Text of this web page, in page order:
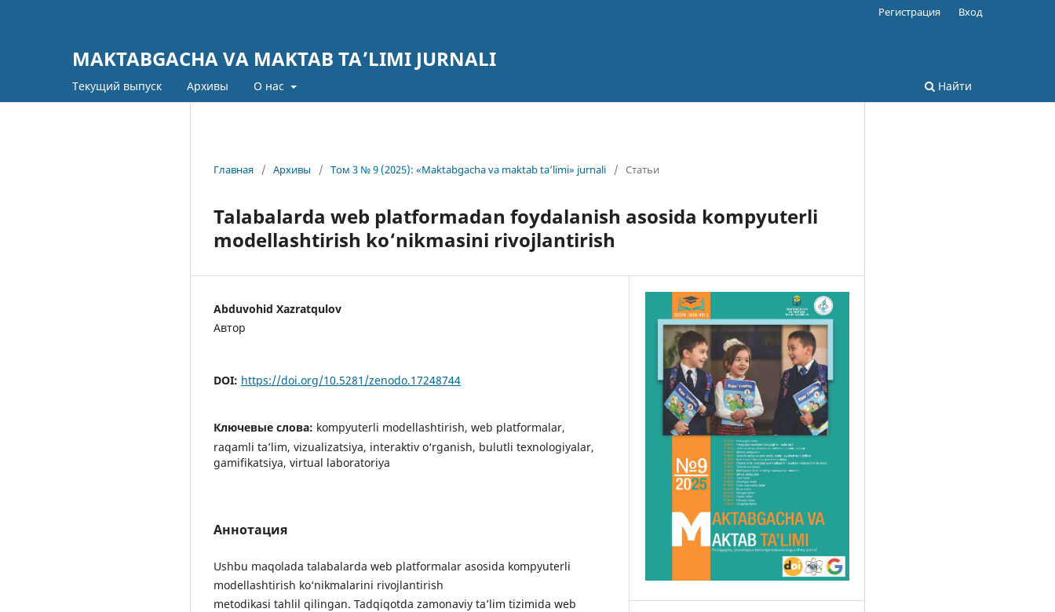
MAKTABGACHA VA MAKTAB TA’LIMI JURNALI
Текущий выпуск Архивы О нас Найти
Регистрация Вход
Главная / Архивы / Том 3 № 9 (2025): «Maktabgacha va maktab ta’limi» jurnali / Статьи
Talabalarda web platformadan foydalanish asosida kompyuterli
modellashtirish ko‘nikmasini rivojlantirish
Abduvohid Xazratqulov
Автор
DOI: https://doi.org/10.5281/zenodo.17248744
Ключевые слова: kompyuterli modellashtirish, web platformalar,
raqamli ta’lim, vizualizatsiya, interaktiv o‘rganish, bulutli texnologiyalar,
gamifikatsiya, virtual laboratoriya
Аннотация
Ushbu maqolada talabalarda web platformalar asosida kompyuterli
modellashtirish ko‘nikmalarini rivojlantirish
metodikasi tahlil qilingan. Tadqiqotda zamonaviy ta’lim tizimida web